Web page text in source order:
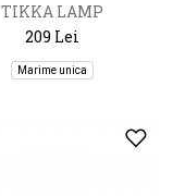
TIKKA LAMP
209 Lei
Marime unica